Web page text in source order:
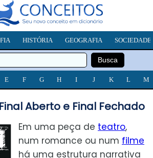
HISTÓRIA GEOGRAFIA SOCIEDADE
E F G H I J K L M
Aberto e Final Fechado
Em uma peça de teatro,
num romance ou num filme
há uma estrutura narrativa